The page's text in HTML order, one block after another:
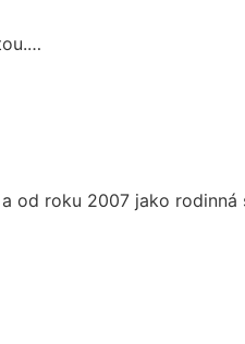
od roku 2007 jako rodinná